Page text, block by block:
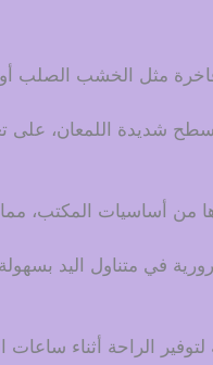
مثل الخشب الصلب أو
شديدة اللمعان، على
من أساسيات المكتب،
في متناول اليد
الراحة أثناء ساعات